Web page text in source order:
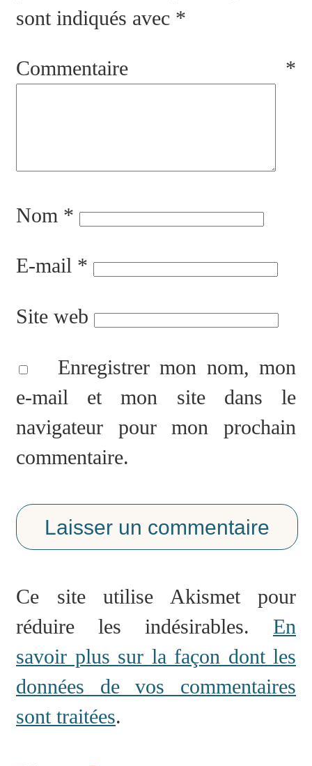
sont indiqués avec *
Commentaire *
Nom *
E-mail *
Site web
Enregistrer mon nom, mon
e-mail et mon site dans le
navigateur pour mon prochain
commentaire.
Ce site utilise Akismet pour
réduire les indésirables. En
savoir plus sur la façon dont les
données de vos commentaires
sont traitées.